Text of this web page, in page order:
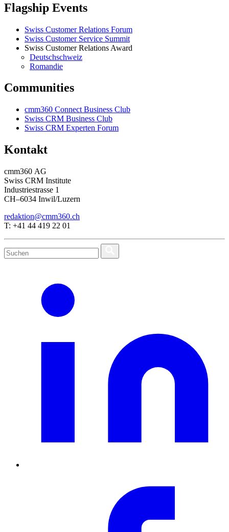
Flagship Events
Swiss Customer Relations Forum
Swiss Customer Service Summit
Swiss Customer Relations Award
Deutschschweiz
Romandie
Communities
cmm360 Connect Business Club
Swiss CRM Business Club
Swiss CRM Experten Forum
Kontakt
cmm360 AG
Swiss CRM Institute
Industriestrasse 1
CH–6034 Inwil/Luzern
redaktion@cmm360.ch
T: +41 44 419 22 01